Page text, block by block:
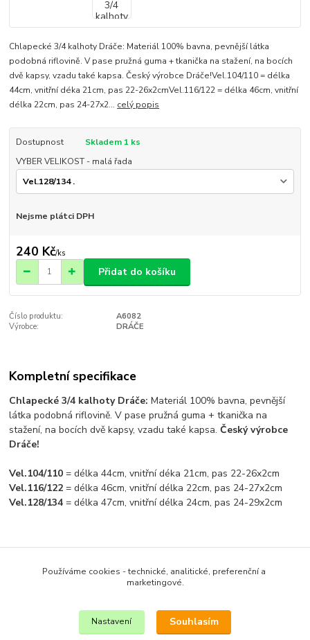
Chlapecké 3/4 kalhoty Dráče: Materiál 100% bavna, pevnější látka
podobná riflovině. V pase pružná guma + tkanička na stažení, na bocích
dvě kapsy, vzadu také kapsa. Český výrobce Dráče!Vel.104/110 = délka
44cm, vnitřní déka 21cm, pas 22-26x2cmVel.116/122 = délka 46cm, vnitřní
délka 22cm, pas 24-27x2... celý popis
Dostupnost
Skladem 1 ks
VYBER VELIKOST - malá řada
Nejsme plátci DPH
240 Kč/ks
Přidat do košíku
Číslo produktu:
A6082
Výrobce:
DRÁČE
Kompletní specifikace
Chlapecké 3/4 kalhoty Dráče: Materiál 100% bavna, pevnější
látka podobná riflovině. V pase pružná guma + tkanička na
stažení, na bocích dvě kapsy, vzadu také kapsa.Český výrobce
Dráče!
Vel.104/110 = délka 44cm, vnitřní déka 21cm, pas 22-26x2cm
Vel.116/122 = délka 46cm, vnitřní délka 22cm, pas 24-27x2cm
Vel.128/134= délka 47cm, vnitřní délka 24cm, pas 24-29x2cm
CHLAPECKÉ OBLEČENÍ
Používáme cookies - technické, analitické, preferenční a
marketingové.
Nastavení Souhlasím